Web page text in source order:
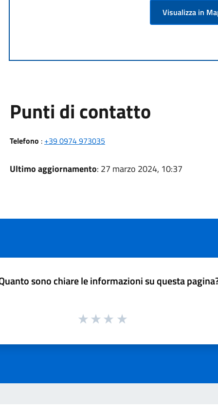
Visualizza in
Punti di contatto
Telefono : +39 0974 973035
Ultimo aggiornamento: 27 marzo 2024, 10:37
sono chiare le informazioni su questa